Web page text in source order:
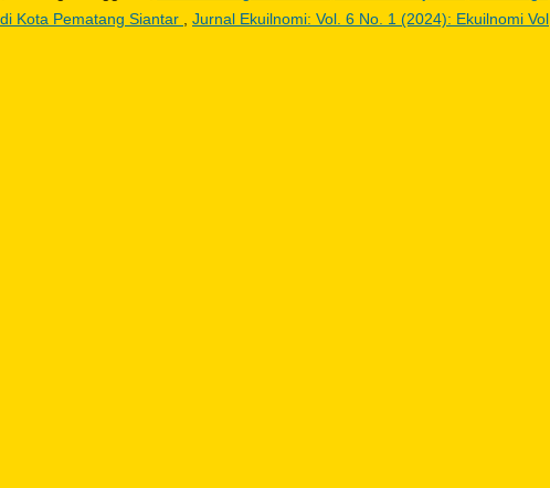
Kota Pematang Siantar
Jurnal Ekuilnomi: Vol. 6 No. 1 (2024): Ekuilnomi Vol